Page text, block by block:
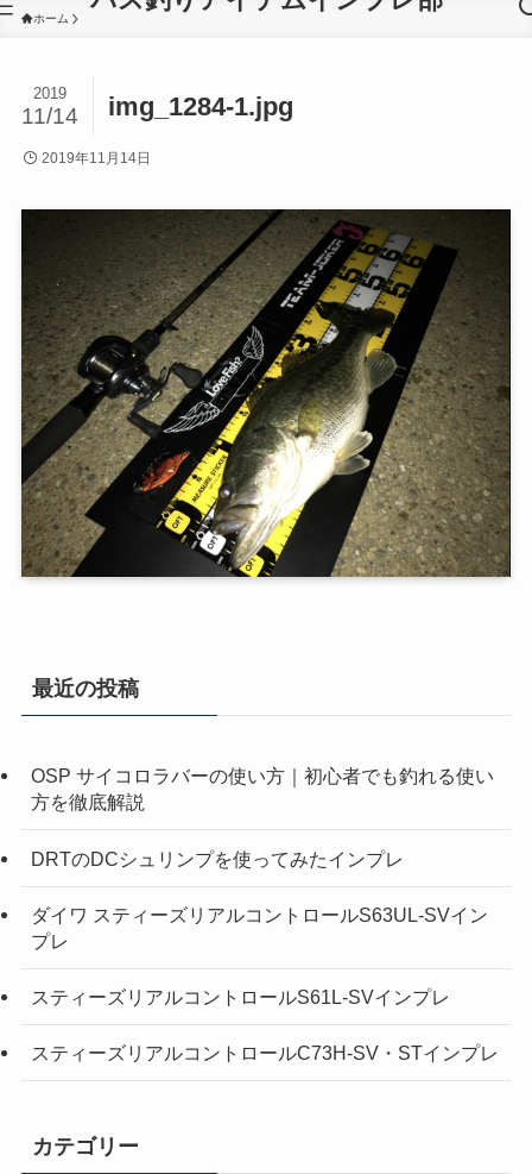
ホーム
img_1284-1.jpg
2019
11/14
2019年11月14日
最近の投稿
OSP サイコロラバーの使い方｜初心者でも釣れる使い
方を徹底解説
DRTのDCシュリンプを使ってみたインプレ
ダイワ スティーズリアルコントロールS63UL-SVイン
プレ
スティーズリアルコントロールS61L-SVインプレ
スティーズリアルコントロールC73H-SV・STインプレ
カテゴリー